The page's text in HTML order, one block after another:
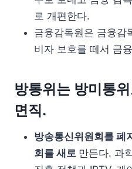
로 개편한다.
금융감독원은 금융감
비자 보호를 떼서 금
방통위는 방미통
면직.
방송통신위원회를 폐
회를 새로 만든다. 과